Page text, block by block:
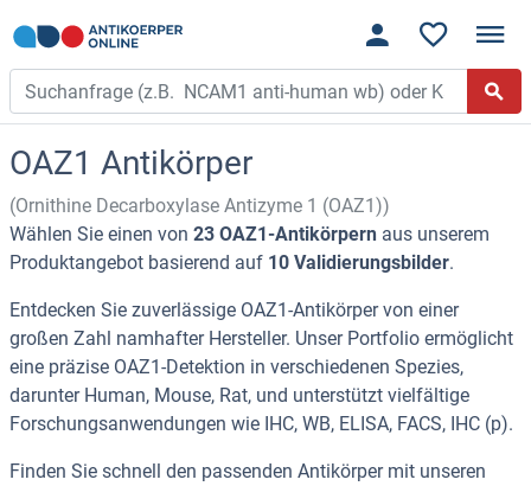
OAZ1 Antikörper
(Ornithine Decarboxylase Antizyme 1 (OAZ1))
Wählen Sie einen von 23 OAZ1-Antikörpern aus unserem
Produktangebot basierend auf 10 Validierungsbilder.
Entdecken Sie zuverlässige OAZ1-Antikörper von einer
großen Zahl namhafter Hersteller. Unser Portfolio ermöglicht
eine präzise OAZ1-Detektion in verschiedenen Spezies,
darunter Human, Mouse, Rat, und unterstützt vielfältige
Forschungsanwendungen wie IHC, WB, ELISA, FACS, IHC (p).
Finden Sie schnell den passenden Antikörper mit unseren